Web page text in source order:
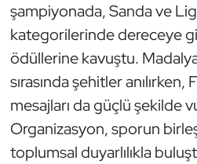
şampiyonada, Sanda ve
kategorilerinde dereceye
ödüllerine kavuştu.
sırasında şehitler
mesajları da güçlü şekilde
Organizasyon, sporun
toplumsal duyarlılıkla
Güreş
Halter
Hava Sporları
Hentbol